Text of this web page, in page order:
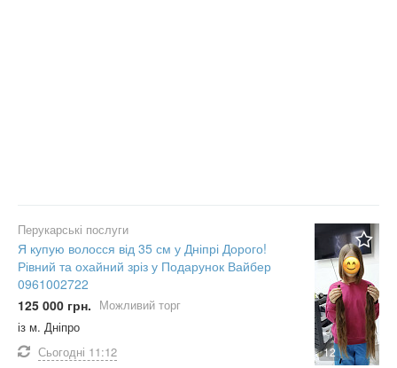
12
Перукарські послуги
Я купую волосся від 35 см у Дніпрі Дорого!
Рівний та охайний зріз у Подарунок Вайбер
0961002722
125 000 грн. Можливий торг
із м. Дніпро
Сьогодні 11:12